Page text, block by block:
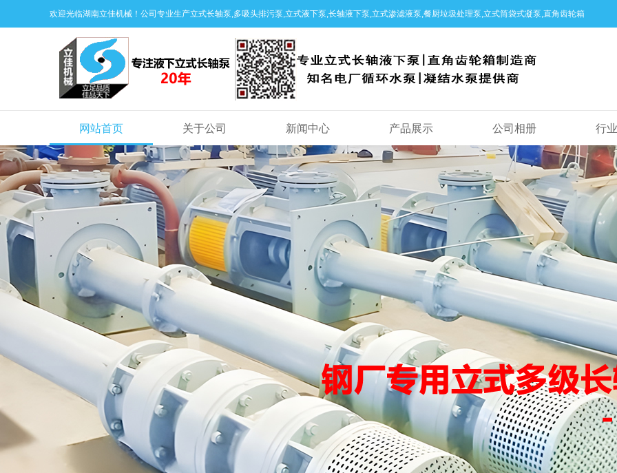
欢迎光临湖南立佳机械！公司专业生产立式长轴泵,多吸头排污泵,立式液下泵,长轴液下泵,立式渗滤液泵,餐厨垃圾处理泵,立式筒袋式凝泵,直角齿轮箱
网站首页 关于公司 新闻中心 产品展示 公司相册 行